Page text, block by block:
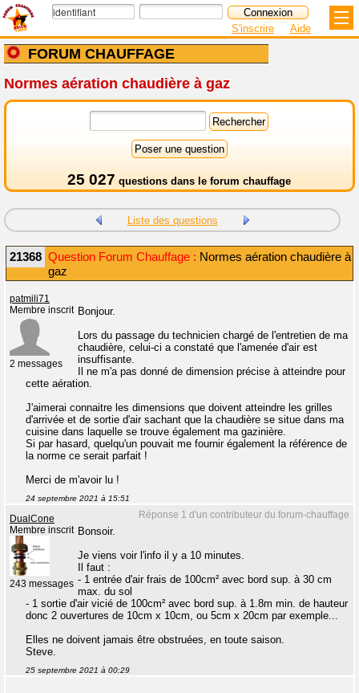
FORUM CHAUFFAGE
S'inscrire Aide
Normes aération chaudière à gaz
25 027 questions dans le forum chauffage
Liste des questions
21368 Question Forum Chauffage : Normes aération chaudière à
gaz
patmili71
Membre inscrit
2 messages
Bonjour.
Lors du passage du technicien chargé de l'entretien de ma
chaudière, celui-ci a constaté que l'amenée d'air est
insuffisante.
Il ne m'a pas donné de dimension précise à atteindre pour
cette aération.
J'aimerai connaitre les dimensions que doivent atteindre les grilles
d'arrivée et de sortie d'air sachant que la chaudière se situe dans ma
cuisine dans laquelle se trouve également ma gazinière.
Si par hasard, quelqu'un pouvait me fournir également la référence de
la norme ce serait parfait !
Merci de m'avoir lu !
24 septembre 2021 à 15:51
Réponse 1 d'un contributeur du forum-chauffage
DualCone
Membre inscrit
243 messages
Bonsoir.
Je viens voir l'info il y a 10 minutes.
Il faut :
- 1 entrée d'air frais de 100cm² avec bord sup. à 30 cm
max. du sol
- 1 sortie d'air vicié de 100cm² avec bord sup. à 1.8m min. de hauteur
donc 2 ouvertures de 10cm x 10cm, ou 5cm x 20cm par exemple...
Elles ne doivent jamais être obstruées, en toute saison.
Steve.
25 septembre 2021 à 00:29